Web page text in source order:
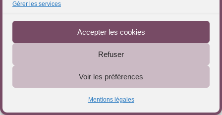
Gérer les services
Accepter les cookies
Refuser
Voir les préférences
Mentions légales
Ne ratez aucune info
& ressource !
Téléchargez le Guide